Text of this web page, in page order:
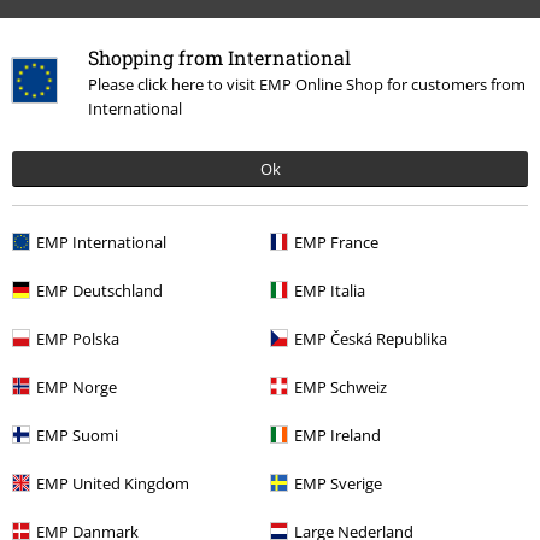
Shopping from International
Please click here to visit EMP Online Shop for customers from
International
Ok
EMP International EMP France
EMP Deutschland EMP Italia
EMP Polska EMP Česká Republika
EMP Norge EMP Schweiz
EMP Suomi EMP Ireland
EMP United Kingdom EMP Sverige
EMP Danmark Large Nederland
Więcej kategorii. Więcej możliwości.
Wyprzedaż % Media CDs
Zespoły
Zespoły
Newsletter
Zapisz się teraz i zyskaj Voucher 15%Zobacz